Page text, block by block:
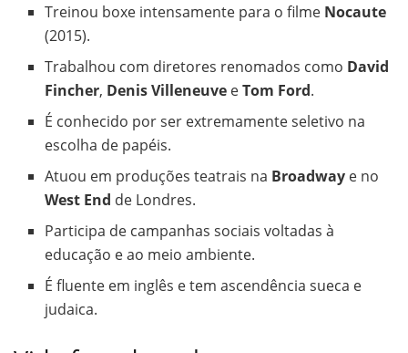
Treinou boxe intensamente para o filme Nocaute
(2015).
Trabalhou com diretores renomados como David
Fincher, Denis Villeneuve eTom Ford.
É conhecido por ser extremamente seletivo na
escolha de papéis.
Atuou em produções teatrais na Broadway e no
West End de Londres.
Participa de campanhas sociais voltadas à
educação e ao meio ambiente.
É fluente em inglês e tem ascendência sueca e
judaica.